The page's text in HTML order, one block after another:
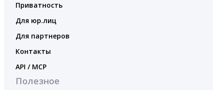
Приватность
Для юр.лиц
Для партнеров
Контакты
API / MCP
Полезное